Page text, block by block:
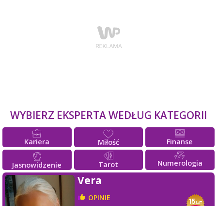
WYBIERZ EKSPERTA WEDŁUG KATEGORII
Kariera Miłość Finanse
Jasnowidzenie Tarot Numerologia
Vera
OPINIE